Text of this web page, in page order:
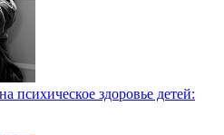
психическое здоровье детей: